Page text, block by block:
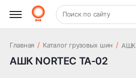
+7 (831) 261-35-35 Шиномонтаж
Поиск по сайту
Главная / Каталог грузовых шин / АШК
АШК NORTEC ТА-02